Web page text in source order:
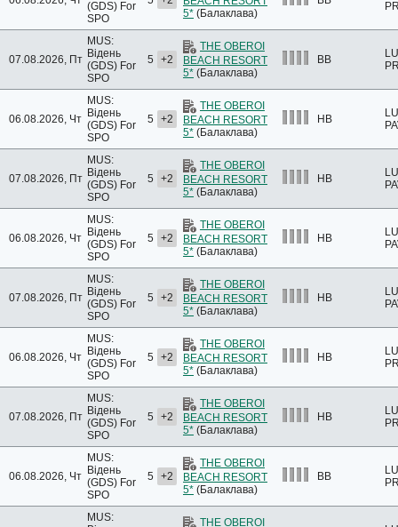
(GDS) For
SPO
5* (Балаклава)
07.08.2026, Пт
MUS:
Відень
(GDS) For
SPO
5 +2
THE OBEROI
BEACH RESORT
5* (Балаклава)
BB
06.08.2026, Чт
MUS:
Відень
(GDS) For
SPO
5 +2
THE OBEROI
BEACH RESORT
5* (Балаклава)
HB
07.08.2026, Пт
MUS:
Відень
(GDS) For
SPO
5 +2
THE OBEROI
BEACH RESORT
5* (Балаклава)
HB
06.08.2026, Чт
MUS:
Відень
(GDS) For
SPO
5 +2
THE OBEROI
BEACH RESORT
5* (Балаклава)
HB
07.08.2026, Пт
MUS:
Відень
(GDS) For
SPO
5 +2
THE OBEROI
BEACH RESORT
5* (Балаклава)
HB
06.08.2026, Чт
MUS:
Відень
(GDS) For
SPO
5 +2
THE OBEROI
BEACH RESORT
5* (Балаклава)
HB
07.08.2026, Пт
MUS:
Відень
(GDS) For
SPO
5 +2
THE OBEROI
BEACH RESORT
5* (Балаклава)
HB
06.08.2026, Чт
MUS:
Відень
(GDS) For
SPO
5 +2
THE OBEROI
BEACH RESORT
5* (Балаклава)
BB
MUS:
THE OBEROI